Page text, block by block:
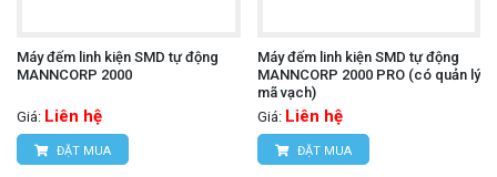
Máy đếm linh kiện SMD tự động
MANNCORP 2000
Giá: Liên hệ
ĐẶT MUA
Máy đếm linh kiện SMD tự động
MANNCORP 2000 PRO (có quản lý
mã vạch)
Giá: Liên hệ
ĐẶT MUA